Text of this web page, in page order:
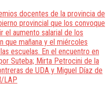
docentes de la provincia de
provincial que los convoque
el aumento salarial de los
que mañana y el miércoles
escuelas. En el encuentro en
Suteba; Mirta Petrocini de la
de UDA y Miguel Díaz de
LAP